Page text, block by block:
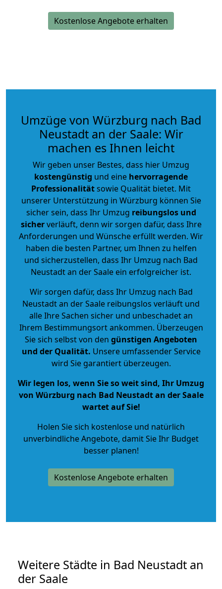
Kostenlose Angebote erhalten
Umzüge von Würzburg nach Bad
Neustadt an der Saale: Wir
machen es Ihnen leicht
Wir geben unser Bestes, dass hier Umzug
kostengünstig und eine hervorragende
Professionalitätsowie Qualität bietet. Mit
unserer Unterstützung in Würzburg können Sie
sicher sein, dass Ihr Umzug reibungslos und
sicherverläuft, denn wir sorgen dafür, dass Ihre
Anforderungen und Wünsche erfüllt werden. Wir
haben die besten Partner, um Ihnen zu helfen
und sicherzustellen, dass Ihr Umzug nach Bad
Neustadt an der Saale ein erfolgreicher ist.
Wir sorgen dafür, dass Ihr Umzug nach Bad
Neustadt an der Saale reibungslos verläuft und
alle Ihre Sachen sicher und unbeschadet an
Ihrem Bestimmungsort ankommen. Überzeugen
Sie sich selbst von den günstigen Angeboten
und der Qualität. Unsere umfassender Service
wird Sie garantiert überzeugen.
Wir legen los, wenn Sie so weit sind, Ihr Umzug
von Würzburg nach Bad Neustadt an der Saale
wartet auf Sie!
Holen Sie sich kostenlose und natürlich
unverbindliche Angebote, damit Sie Ihr Budget
besser planen!
Kostenlose Angebote erhalten
Weitere Städte in Bad Neustadt an
der Saale